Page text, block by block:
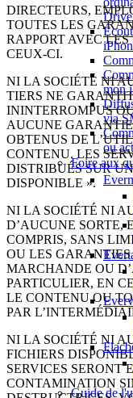
Drive
mon
via
ou
Foire aux
Guide de
DIRECTEURS,
TOUTES LES
RAPPORT AVEC
CEUX-CI.
NI LA SOCIÉTÉ NI
TIERS NE
ININTERROMPUS
AUCUNE
OBTENUS DE
CONTENU. LES
DISTRIBUÉS SUR
DISPONIBLE ».
NI LA SOCIÉTÉ NI
D’AUCUNE SORTE,
COMPRIS, SANS
OU LES
MARCHANDE OU
PARTICULIER, EN
LE CONTENU OU
PAR
NI LA SOCIÉTÉ NI
FICHIERS
SERVICES SERONT
CONTAMINATION